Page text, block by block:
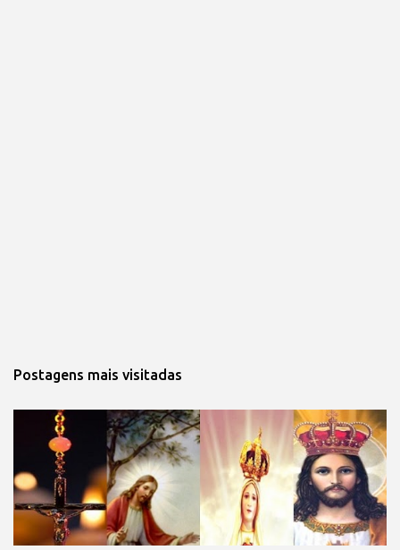
Postagens mais visitadas